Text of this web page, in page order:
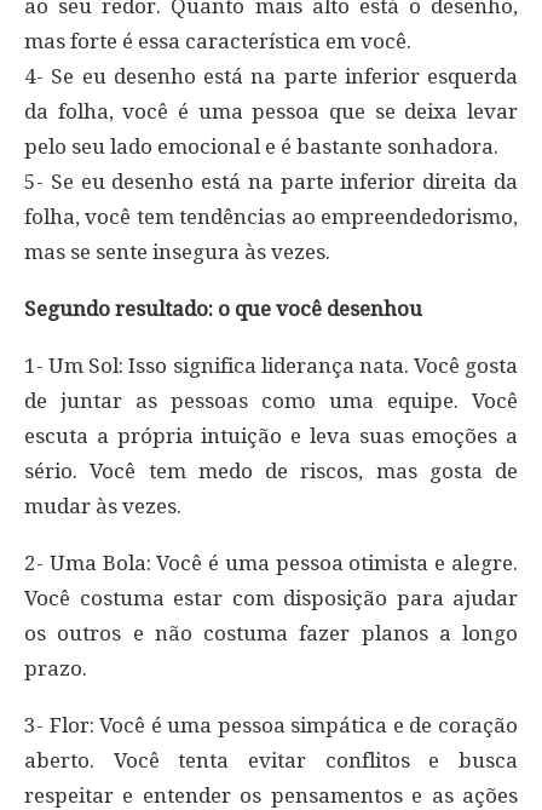
ao seu redor. Quanto mais alto está o desenho,
mas forte é essa característica em você.
4- Se eu desenho está na parte inferior esquerda
da folha, você é uma pessoa que se deixa levar
pelo seu lado emocional e é bastante sonhadora.
5- Se eu desenho está na parte inferior direita da
folha, você tem tendências ao empreendedorismo,
mas se sente insegura às vezes.
Segundo resultado: o que você desenhou
1- Um Sol: Isso significa liderança nata. Você gosta
de juntar as pessoas como uma equipe. Você
escuta a própria intuição e leva suas emoções a
sério. Você tem medo de riscos, mas gosta de
mudar às vezes.
2- Uma Bola: Você é uma pessoa otimista e alegre.
Você costuma estar com disposição para ajudar
os outros e não costuma fazer planos a longo
prazo.
3- Flor: Você é uma pessoa simpática e de coração
aberto. Você tenta evitar conflitos e busca
respeitar e entender os pensamentos e as ações